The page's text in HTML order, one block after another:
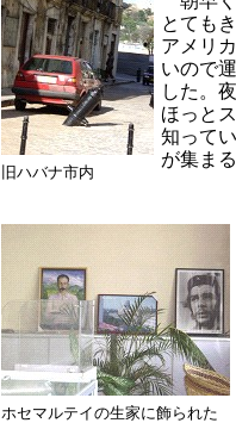
旧ハバナ市内
とても
アメリ
いので
した。
ほっと
知って
が集ま
ホセマルテイの生家に飾られた